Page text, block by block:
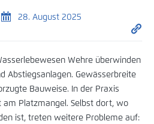
28. August 2025
Wehre überwinden
Abstiegsanlagen. Gewässerbreite
Bauweise. In der Praxis
Platzmangel. Selbst dort, wo
ist, treten weitere Probleme auf: